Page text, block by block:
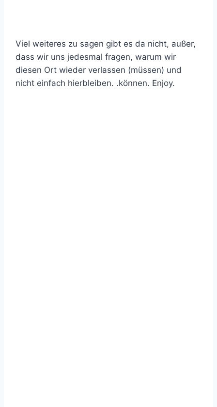
Viel weiteres zu sagen gibt es da nicht, außer,
dass wir uns jedesmal fragen, warum wir
diesen Ort wieder verlassen (müssen) und
nicht einfach hierbleiben. .können. Enjoy.